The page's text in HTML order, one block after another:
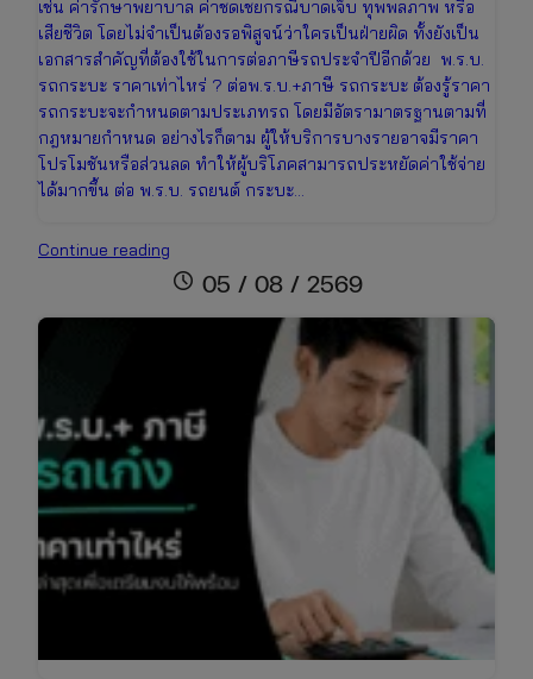
เช่น ค่ารักษาพยาบาล ค่าชดเชยกรณีบาดเจ็บ ทุพพลภาพ หรือ
เสียชีวิต โดยไม่จำเป็นต้องรอพิสูจน์ว่าใครเป็นฝ่ายผิด ทั้งยังเป็น
เอกสารสำคัญที่ต้องใช้ในการต่อภาษีรถประจำปีอีกด้วย พ.ร.บ.
รถกระบะ ราคาเท่าไหร่ ? ต่อพ.ร.บ.+ภาษี รถกระบะ ต้องรู้ราคา
รถกระบะจะกำหนดตามประเภทรถ โดยมีอัตรามาตรฐานตามที่
กฎหมายกำหนด อย่างไรก็ตาม ผู้ให้บริการบางรายอาจมีราคา
โปรโมชันหรือส่วนลด ทำให้ผู้บริโภคสามารถประหยัดค่าใช้จ่าย
ได้มากขึ้น ต่อ พ.ร.บ. รถยนต์ กระบะ…
Continue reading
รถ
ออนไลน์
ได้
ทันที
schedule 05 / 08 / 2569